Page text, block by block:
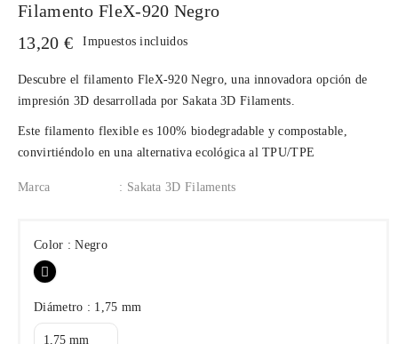
Filamento FleX-920 Negro
13,20 €
Impuestos incluidos
Descubre el filamento FleX-920 Negro, una innovadora opción de
impresión 3D desarrollada por Sakata 3D Filaments.
Este filamento flexible es 100% biodegradable y compostable,
convirtiéndolo en una alternativa ecológica al TPU/TPE
Marca : Sakata 3D Filaments
Color : Negro
Negro
Diámetro : 1,75 mm